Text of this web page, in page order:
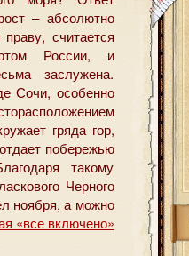
– абсолютно
считается
России, и
заслужена.
Сочи, особенно
гряда гор,
побережью
такому
Черного
ноября, а можно
«все включено»